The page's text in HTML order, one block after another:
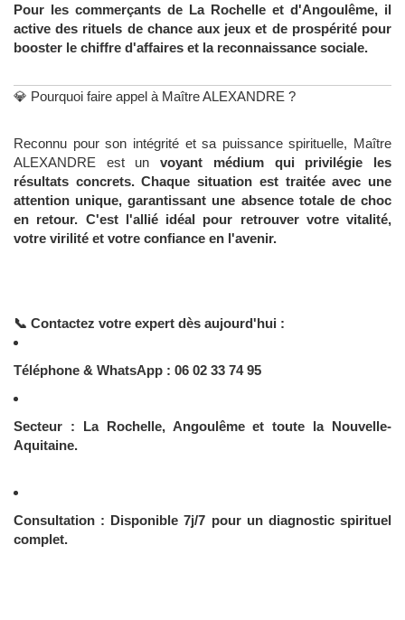
Pour les commerçants de La Rochelle et d'Angoulême, il
active des rituels de chance aux jeux et de prospérité pour
booster le chiffre d'affaires et la reconnaissance sociale.
💎 Pourquoi faire appel à Maître ALEXANDRE ?
Reconnu pour son intégrité et sa puissance spirituelle, Maître
ALEXANDRE est unvoyant médium qui privilégie les
résultats concrets. Chaque situation est traitée avec une
attention unique, garantissant une absence totale de choc
en retour. C'est l'allié idéal pour retrouver votre vitalité,
votre virilité et votre confiance en l'avenir.
📞 Contactez votre expert dès aujourd'hui :
Téléphone & WhatsApp : 06 02 33 74 95
Secteur : La Rochelle, Angoulême et toute la Nouvelle-
Aquitaine.
Consultation : Disponible 7j/7 pour un diagnostic spirituel
complet.